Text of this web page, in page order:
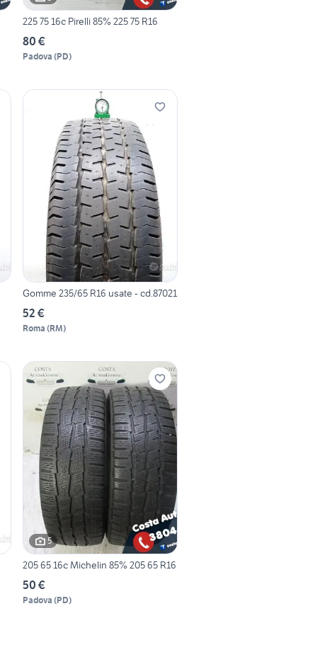
225 75 16c Pirelli 85% 225 75 R16
80 €
Padova (PD)
Gomme 235/65 R16 usate - cd.87021
52 €
Roma (RM)
5
205 65 16c Michelin 85% 205 65 R16
50 €
Padova (PD)